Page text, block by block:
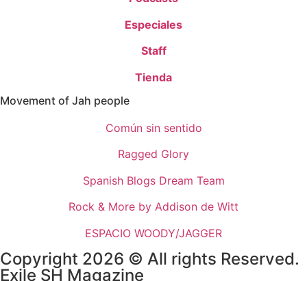
Especiales
Staff
Tienda
Movement of Jah people
Común sin sentido
Ragged Glory
Spanish Blogs Dream Team
Rock & More by Addison de Witt
ESPACIO WOODY/JAGGER
Copyright 2026 © All rights Reserved.
Exile SH Magazine